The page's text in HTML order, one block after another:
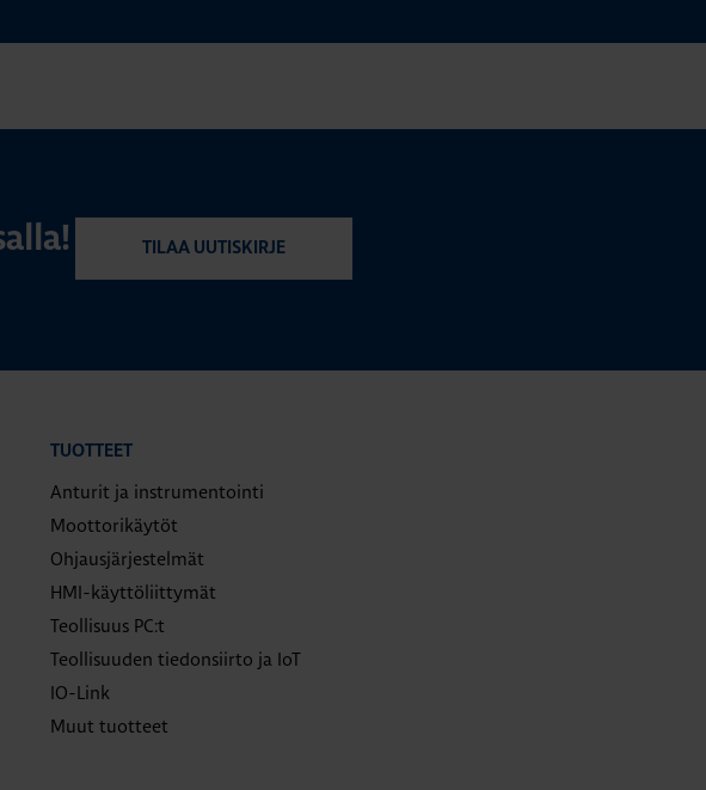
TILAA UUTISKIRJE
TUOTTEET
Anturit ja instrumentointi
Moottorikäytöt
Ohjausjärjestelmät
HMI-käyttöliittymät
Teollisuus PC:t
Teollisuuden tiedonsiirto ja IoT
IO-Link
Muut tuotteet